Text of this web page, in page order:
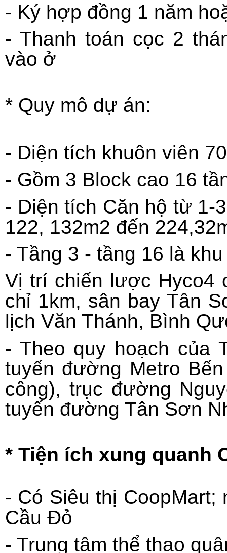
- Ký hợp đồng 1 năm
- Thanh toán cọc 2
vào ở
* Quy mô dự án:
- Diện tích khuôn viên
- Gồm 3 Block cao 16
- Diện tích Căn hộ từ 1-
122, 132m2 đến
- Tầng 3 - tầng 16 là
Vị trí chiến lược Hyco4
chỉ 1km, sân bay Tân
lịch Văn Thánh, Bình
- Theo quy hoạch của
tuyến đường Metro
công), trục đường
tuyến đường Tân Sơn
* Tiện ích xung quanh
- Có Siêu thị
Cầu Đỏ
- Trung tâm thể thao